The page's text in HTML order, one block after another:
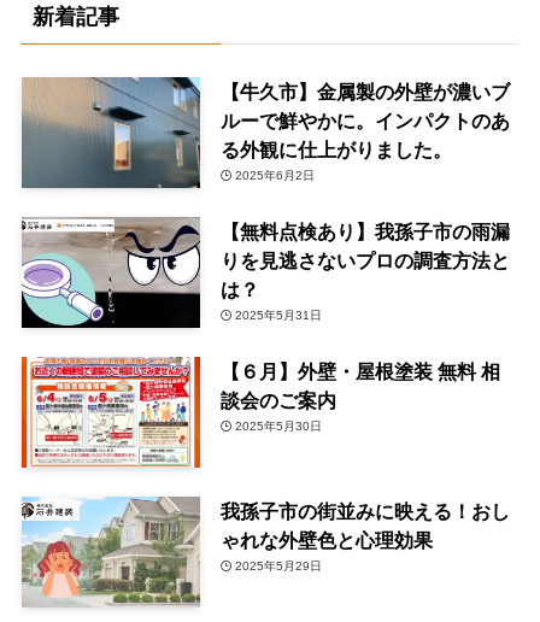
新着記事
【牛久市】金属製の外壁が濃いブ
ルーで鮮やかに。インパクトのあ
る外観に仕上がりました。
2025年6月2日
【無料点検あり】我孫子市の雨漏
りを見逃さないプロの調査方法と
は？
2025年5月31日
【６月】外壁・屋根塗装 無料 相
談会のご案内
2025年5月30日
我孫子市の街並みに映える！おし
ゃれな外壁色と心理効果
2025年5月29日